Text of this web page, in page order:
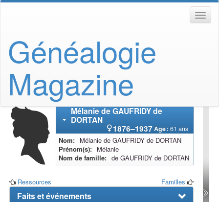
Généalogie
Magazine
Mélaniede GAUFRIDY de
DORTAN
1876–1937Âge : 61 ans
Nom Mélanie de GAUFRIDY de DORTAN
Prénom(s)
Mélanie
Nom de famille
de GAUFRIDY de DORTAN
Ressources Familles
Faits et événements